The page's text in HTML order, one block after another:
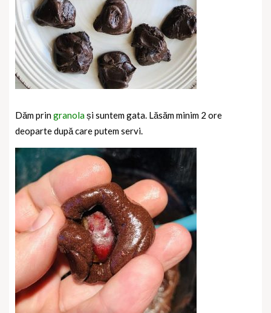
Dăm pringranolași suntem gata. Lăsăm minim 2 ore
deoparte după care putem servi.